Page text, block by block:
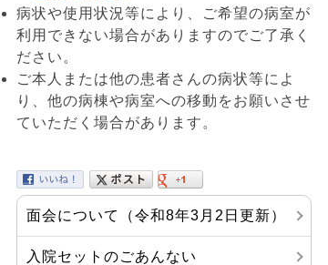
病状や使用状況等により、ご希望の病室が
利用できない場合がありますのでご了承く
ださい。
ご本人または他の患者さんの病状等によ
り、他の病棟や病室への移動をお願いさせ
ていただく場合があります。
面会について（令和8年3月2日更新）
入院セットのごあんない